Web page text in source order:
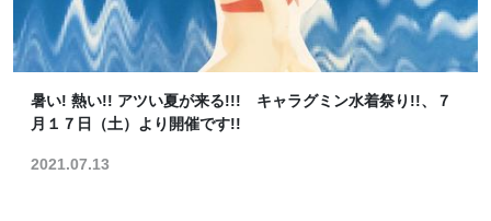
暑い! 熱い!! アツい夏が来る!!! キャラグミン水着祭り!!、７
月１７日（土）より開催です!!
2021.07.13